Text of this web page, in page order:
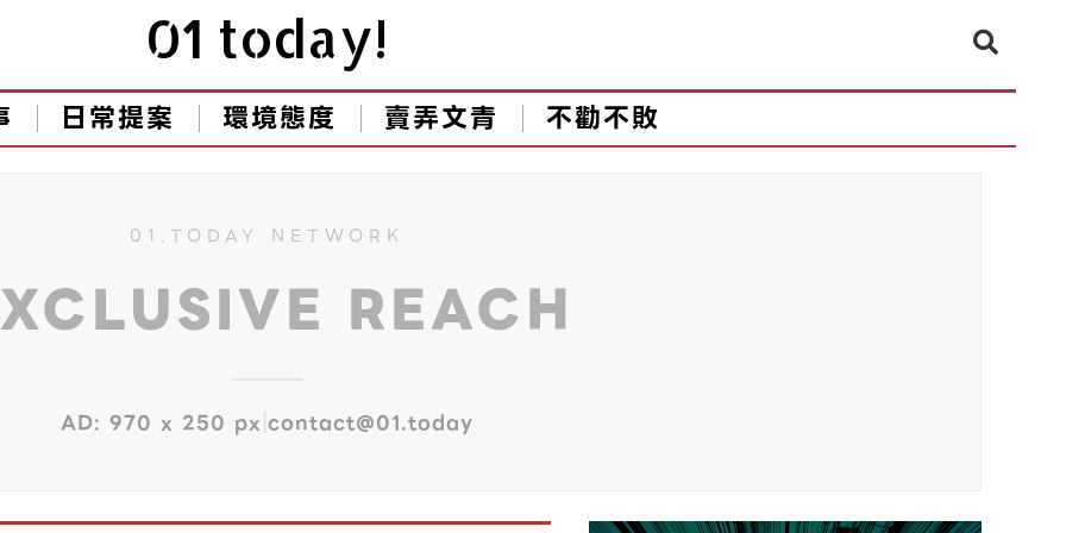
01 today!
日常提案 環境態度 賣弄文青 不勸不敗
01.TODAY NETWORK
REACH
AD: 970 x 250 px|contact@01.today